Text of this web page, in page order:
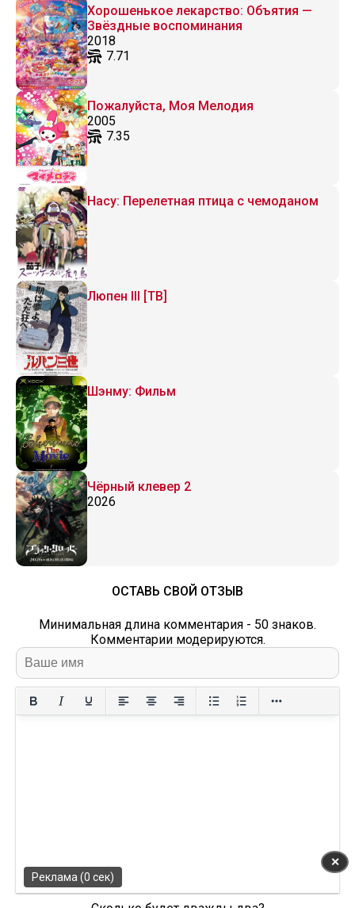
Хорошенькое лекарство: Объятия —
Звёздные воспоминания
2018
7.71
Пожалуйста, Моя Мелодия
2005
7.35
Насу: Перелетная птица с чемоданом
Люпен III [ТВ]
Шэнму: Фильм
Чёрный клевер 2
2026
ОСТАВЬ СВОЙ ОТЗЫВ
Минимальная длина комментария - 50 знаков.
Комментарии модерируются.
✕
Реклама (0 сек)